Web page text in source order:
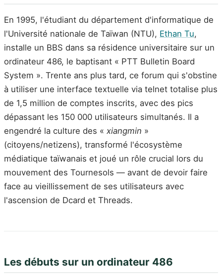
En 1995, l'étudiant du département d'informatique de
l'Université nationale de Taïwan (NTU), Ethan Tu,
installe un BBS dans sa résidence universitaire sur un
ordinateur 486, le baptisant « PTT Bulletin Board
System ». Trente ans plus tard, ce forum qui s'obstine
à utiliser une interface textuelle via telnet totalise plus
de 1,5 million de comptes inscrits, avec des pics
dépassant les 150 000 utilisateurs simultanés. Il a
engendré la culture des « xiangmin »
(citoyens/netizens), transformé l'écosystème
médiatique taïwanais et joué un rôle crucial lors du
mouvement des Tournesols — avant de devoir faire
face au vieillissement de ses utilisateurs avec
l'ascension de Dcard et Threads.
Les débuts sur un ordinateur 486